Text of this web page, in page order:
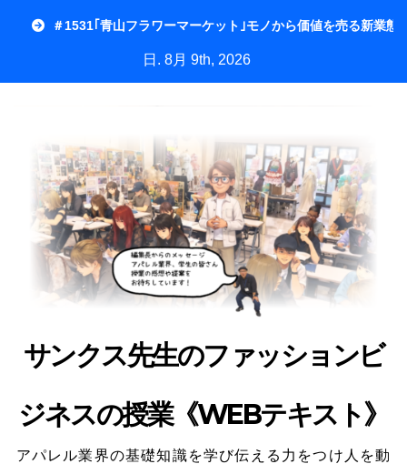
＃1531｢青山フラワーマーケット｣モノから価値を売る新業態
日. 8月 9th, 2026
サンクス先生のファッションビ
ジネスの授業《WEBテキスト》
アパレル業界の基礎知識を学び伝える力をつけ人を動